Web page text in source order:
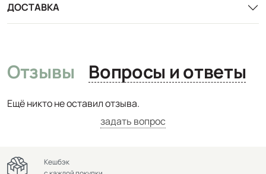
ДОСТАВКА
Отзывы Вопросы и ответы
Ещё никто не оставил отзыва.
задать вопрос
Кешбэк